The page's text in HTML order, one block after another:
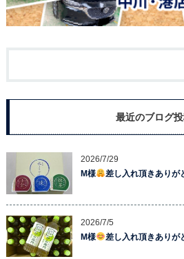
最近のブログ
2026/7/29
M様
差し入れ頂きあり
2026/7/5
M様
差し入れ頂きあり